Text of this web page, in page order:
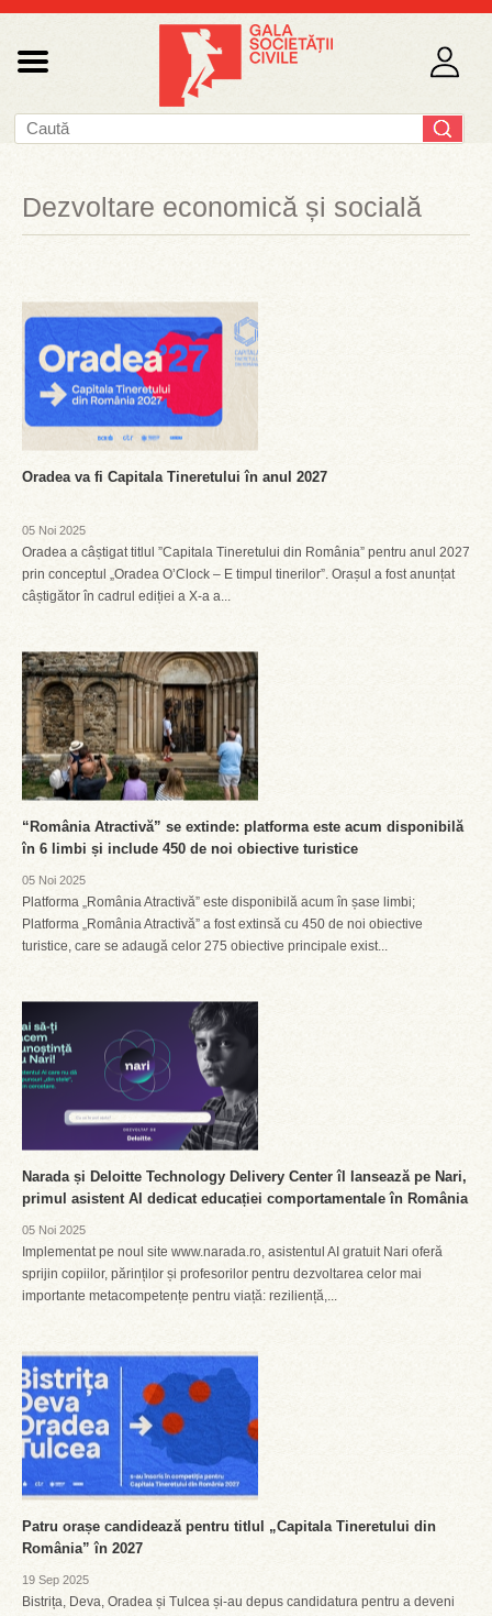
Dezvoltare economică și socială
Oradea va fi Capitala Tineretului în anul 2027
05 Noi 2025
Oradea a câștigat titlul ”Capitala Tineretului din România” pentru anul 2027
prin conceptul „Oradea O’Clock – E timpul tinerilor”. Orașul a fost anunțat
câștigător în cadrul ediției a X-a a...
“România Atractivă” se extinde: platforma este acum disponibilă
în 6 limbi și include 450 de noi obiective turistice
05 Noi 2025
Platforma „România Atractivă” este disponibilă acum în șase limbi;
Platforma „România Atractivă” a fost extinsă cu 450 de noi obiective
turistice, care se adaugă celor 275 obiective principale exist...
Narada și Deloitte Technology Delivery Center îl lansează pe Nari,
primul asistent AI dedicat educației comportamentale în România
05 Noi 2025
Implementat pe noul site www.narada.ro, asistentul AI gratuit Nari oferă
sprijin copiilor, părinților și profesorilor pentru dezvoltarea celor mai
importante metacompetențe pentru viață: reziliență,...
Patru orașe candidează pentru titlul „Capitala Tineretului din
România” în 2027
19 Sep 2025
Bistrița, Deva, Oradea și Tulcea și-au depus candidatura pentru a deveni